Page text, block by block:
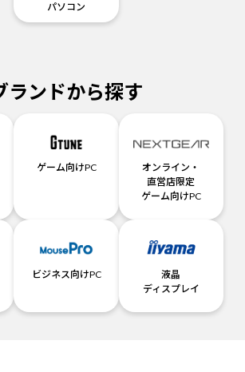
パソコン
ランドから探す
ゲーム向けPC
オンライン・
直営店限定
ゲーム向けPC
ビジネス向けPC
液晶
ディスプレイ